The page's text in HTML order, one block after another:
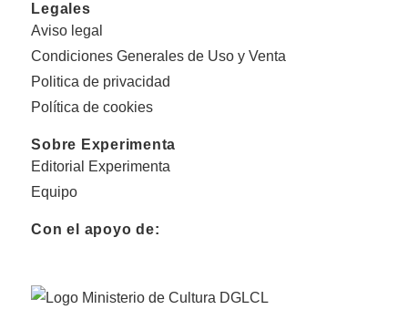
Legales
Aviso legal
Condiciones Generales de Uso y Venta
Politica de privacidad
Política de cookies
Sobre Experimenta
Editorial Experimenta
Equipo
Con el apoyo de: